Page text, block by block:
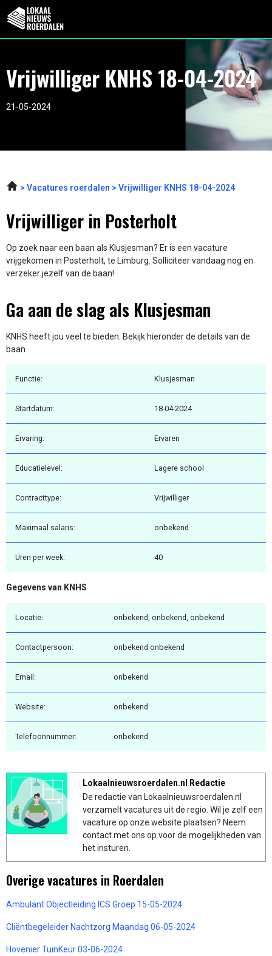
Vrijwilliger KNHS 18-04-2024
21-05-2024
Vacatures roerdalen Vrijwilliger KNHS 18-04-2024
Vrijwilliger in Posterholt
Op zoek naar een baan als Klusjesman? Er is een vacature
vrijgekomen in Posterholt, te Limburg. Solliciteer vandaag nog en
verzeker jezelf van de baan!
Ga aan de slag als Klusjesman
KNHS heeft jou veel te bieden. Bekijk hieronder de details van de
baan
Functie: Klusjesman
Startdatum: 18-04-2024
Ervaring: Ervaren
Educatielevel: Lagere school
Contracttype: Vrijwilliger
Maximaal salaris: onbekend
Uren per week: 40
Gegevens van KNHS
Locatie: onbekend, onbekend, onbekend
Contactpersoon: onbekend onbekend
Email: onbekend
Website: onbekend
Telefoonnummer: onbekend
Lokaalnieuwsroerdalen.nl Redactie
De redactie van Lokaalnieuwsroerdalen.nl
verzamelt vacatures uit de regio. Wil je zelf een
vacature op onze website plaatsen? Neem
contact met ons op voor de mogelijkheden van
het insturen.
Overige vacatures in Roerdalen
Ambulant Objectleiding ICS Groep 15-05-2024
Cliëntbegeleider Nachtzorg Maandag 06-05-2024
Hovenier TuinKeur 03-06-2024